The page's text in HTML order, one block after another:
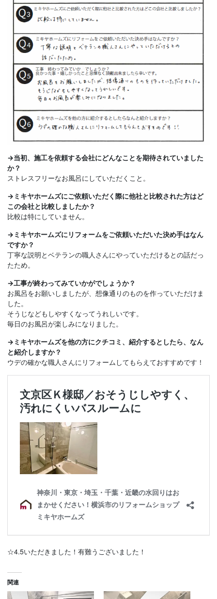
→当初、施工を依頼する会社にどんなことを期待されていました
か？
ストレスフリーなお風呂にしていただくこと。
→ミキヤホームズにご依頼いただく際に他社と比較された方はど
この会社と比較しましたか？
比較は特にしていません。
→ミキヤホームズにリフォームをご依頼いただいた決め手はなん
ですか？
丁寧な説明とベテランの職人さんにやっていただけるとの話だっ
たため。
→工事が終わってみていかがでしょうか？
お風呂をお願いしましたが、想像通りのものを作っていただけま
した。
そうじなどもしやすくなってうれしいです。
毎日のお風呂が楽しみになりました。
→ミキヤホームズを他の方にクチコミ、紹介するとしたら、なん
と紹介しますか？
ウデの確かな職人さんにリフォームしてもらえておすすめです！
☆4.5いただきました！有難うございました！
関連